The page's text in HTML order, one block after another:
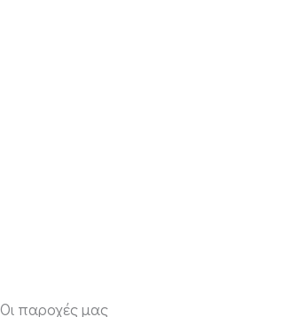
Οι παροχές μας